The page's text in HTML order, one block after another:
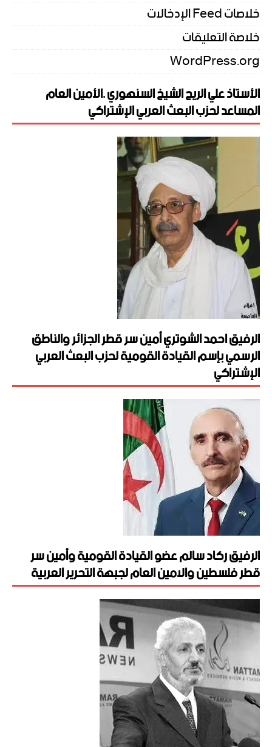
خلاصات Feed الإدخالات
خلاصة التعليقات
WordPress.org
الأستاذ علي الريح الشيخ السنهوري .الأمين العام
المساعد لحزب البعث العربي الإشتراكي
الرفيق احمد الشوتري أمين سر قطر الجزائر والناطق
الرسمي بإسم القيادة القومية لحزب البعث العربي
الإشتراكي
الرفيق ركاد سالم عضو القيادة القومية وأمين سر
قطر فلسطين والامين العام لجبهة التحرير العربية